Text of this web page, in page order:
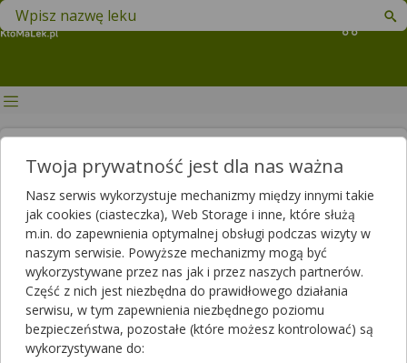
Koszyk
Znajdź lek w swojej okolicy
Płyn Lugola - działanie i
zastosowanie
Publikacja: 2019-11-13 15:52 Aktualizacja: 2025-06-03 14:20
Płyn Lugola, czyli środek powszechnie stosowany przez nas do
dezynfekcji ran. Został on opracowany przez francuskiego
Autor
Artykuł rekomendowany przez:
magister farmacji Bartłomiej Łuczyński
Twoja prywatność jest dla nas ważna
Nasz serwis wykorzystuje mechanizmy między innymi takie
jak cookies (ciasteczka), Web Storage i inne, które służą
m.in. do zapewnienia optymalnej obsługi podczas wizyty w
naszym serwisie. Powyższe mechanizmy mogą być
wykorzystywane przez nas jak i przez naszych partnerów.
Część z nich jest niezbędna do prawidłowego działania
serwisu, w tym zapewnienia niezbędnego poziomu
bezpieczeństwa, pozostałe (które możesz kontrolować) są
wykorzystywane do: